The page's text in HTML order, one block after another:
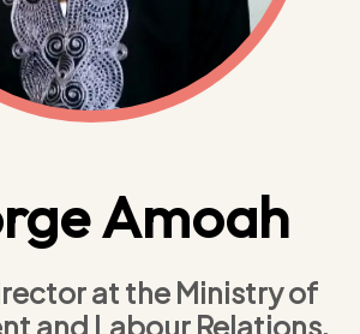
Amoah
at the Ministry of
and Labour Relations,